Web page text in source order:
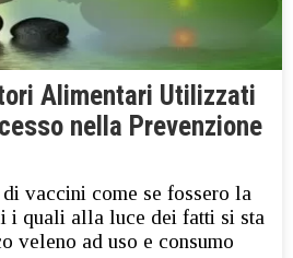
Alimentari Utilizzati
nella Prevenzione
vaccini come se fossero la
i quali alla luce dei fatti si sta
veleno ad uso e consumo